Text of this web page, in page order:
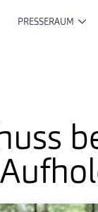
PRESSERAUM